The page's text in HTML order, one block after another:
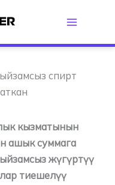
спирт
кызматынын
ашык суммага
жүгүртүү
тиешелүү